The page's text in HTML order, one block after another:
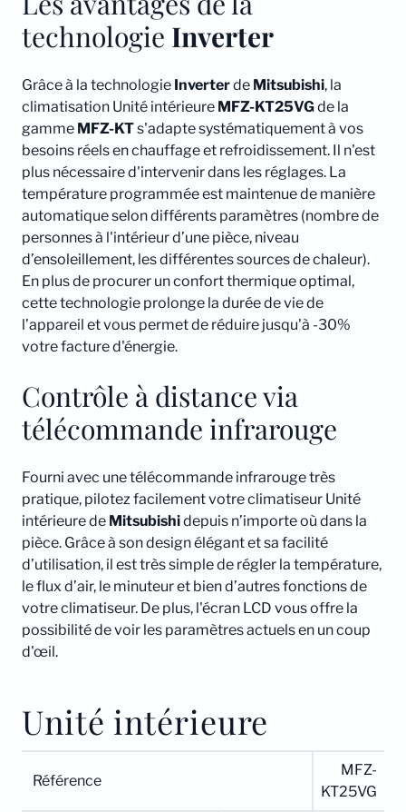
technologie Inverter
Grâce à la technologie Inverterde Mitsubishi, la
climatisation Unité intérieure MFZ-KT25VGde la
gamme MFZ-KTs'adapte systématiquement à vos
besoins réels en chauffage et refroidissement. Il n'est
plus nécessaire d'intervenir dans les réglages. La
température programmée est maintenue de manière
automatique selon différents paramètres (nombre de
personnes à l'intérieur d’une pièce, niveau
d’ensoleillement, les différentes sources de chaleur).
En plus de procurer un confort thermique optimal,
cette technologie prolonge la durée de vie de
l’appareil et vous permet de réduire jusqu'à -30%
votre facture d'énergie.
Contrôle à distance via
télécommande infrarouge
Fourni avec une télécommande infrarouge très
pratique, pilotez facilement votre climatiseur Unité
intérieure de Mitsubishidepuis n’importe où dans la
pièce. Grâce à son design élégant et sa facilité
d’utilisation, il est très simple de régler la température,
le flux d’air, le minuteur et bien d’autres fonctions de
votre climatiseur. De plus, l'écran LCD vous offre la
possibilité de voir les paramètres actuels en un coup
d'œil.
Unité intérieure
Référence
MFZ-
KT25VG